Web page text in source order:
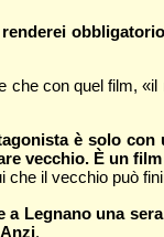
che con quel film,
è solo con
vecchio. È un
che il vecchio può
Legnano una sera
.